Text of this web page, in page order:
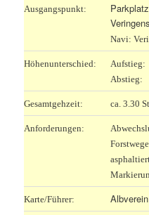
Ausgangspunkt:
Navi:
Höhenunterschied:
Aufstieg:
Abstieg:
Gesamtgehzeit: ca. 3.30
Anforderungen:
Karte/Führer: